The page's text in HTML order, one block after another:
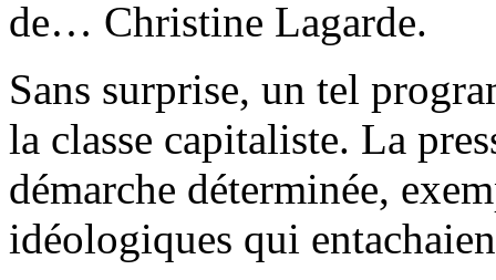
de… Christine Lagarde.
Sans surprise, un tel
la classe capitaliste. La
démarche déterminée,
idéologiques qui